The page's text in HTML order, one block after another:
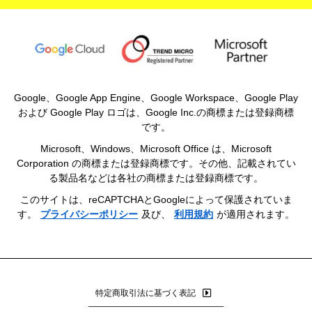
Google、Google App Engine、Google Workspace、Google Play
および Google Play ロゴは、Google Inc.の商標または登録商標
です。
Microsoft、Windows、Microsoft Office は、Microsoft
Corporation の商標または登録商標です。その他、記載されてい
る製品名などは各社の商標または登録商標です。
このサイトは、reCAPTCHAとGoogleによって保護されていま
す。
プライバシーポリシー 及び、 利用規約 が適用されます。
特定商取引法に基づく表記